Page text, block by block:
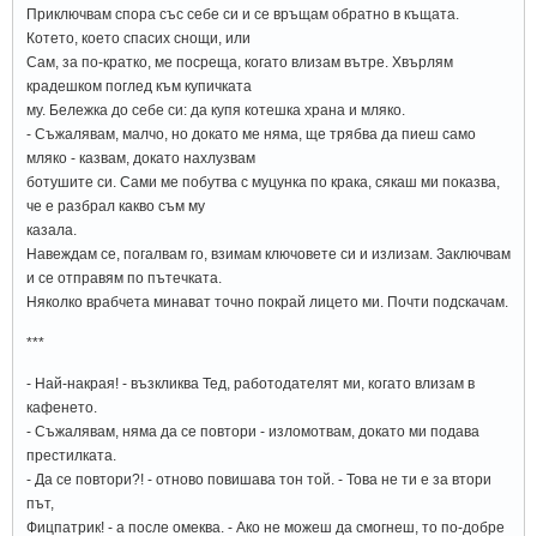
Приключвам спора със себе си и се връщам обратно в къщата.
Котето, което спасих снощи, или
Сам, за по-кратко, ме посреща, когато влизам вътре. Хвърлям
крадешком поглед към купичката
му. Бележка до себе си: да купя котешка храна и мляко.
- Съжалявам, малчо, но докато ме няма, ще трябва да пиеш само
мляко - казвам, докато нахлузвам
ботушите си. Сами ме побутва с муцунка по крака, сякаш ми показва,
че е разбрал какво съм му
казала.
Навеждам се, погалвам го, взимам ключовете си и излизам. Заключвам
и се отправям по пътечката.
Няколко врабчета минават точно покрай лицето ми. Почти подскачам.
***
- Най-накрая! - възкликва Тед, работодателят ми, когато влизам в
кафенето.
- Съжалявам, няма да се повтори - изломотвам, докато ми подава
престилката.
- Да се повтори?! - отново повишава тон той. - Това не ти е за втори
път,
Фицпатрик! - а после омеква. - Ако не можеш да смогнеш, то по-добре